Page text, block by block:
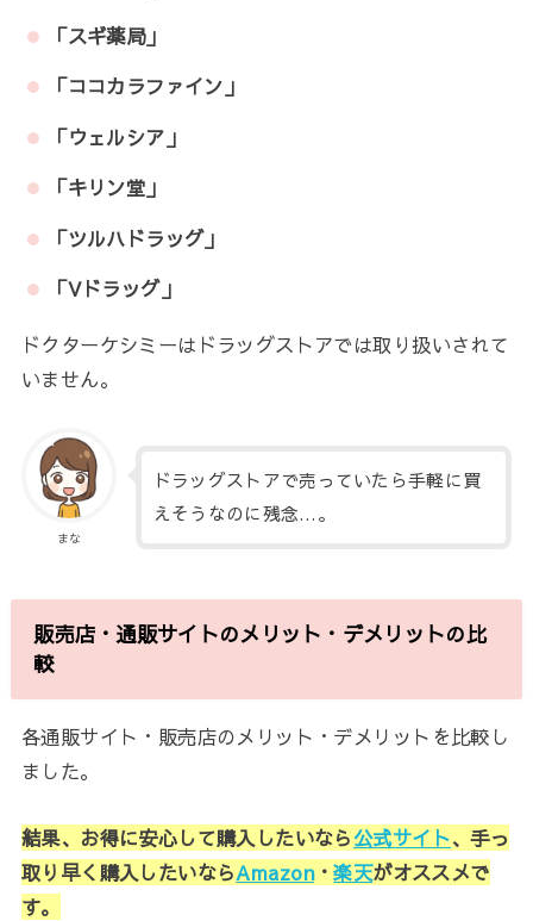
「スギ薬局」
「ココカラファイン」
「ウェルシア」
「キリン堂」
「ツルハドラッグ」
「Vドラッグ」
ドクターケシミーはドラッグストアでは取り扱いされて
いません。
まな
ドラッグストアで売っていたら手軽に買
えそうなのに残念…。
販売店・通販サイトのメリット・デメリットの比
較
各通販サイト・販売店のメリット・デメリットを比較し
ました。
結果、お得に安心して購入したいなら公式サイト、手っ
取り早く購入したいならAmazon・楽天がオススメで
す。